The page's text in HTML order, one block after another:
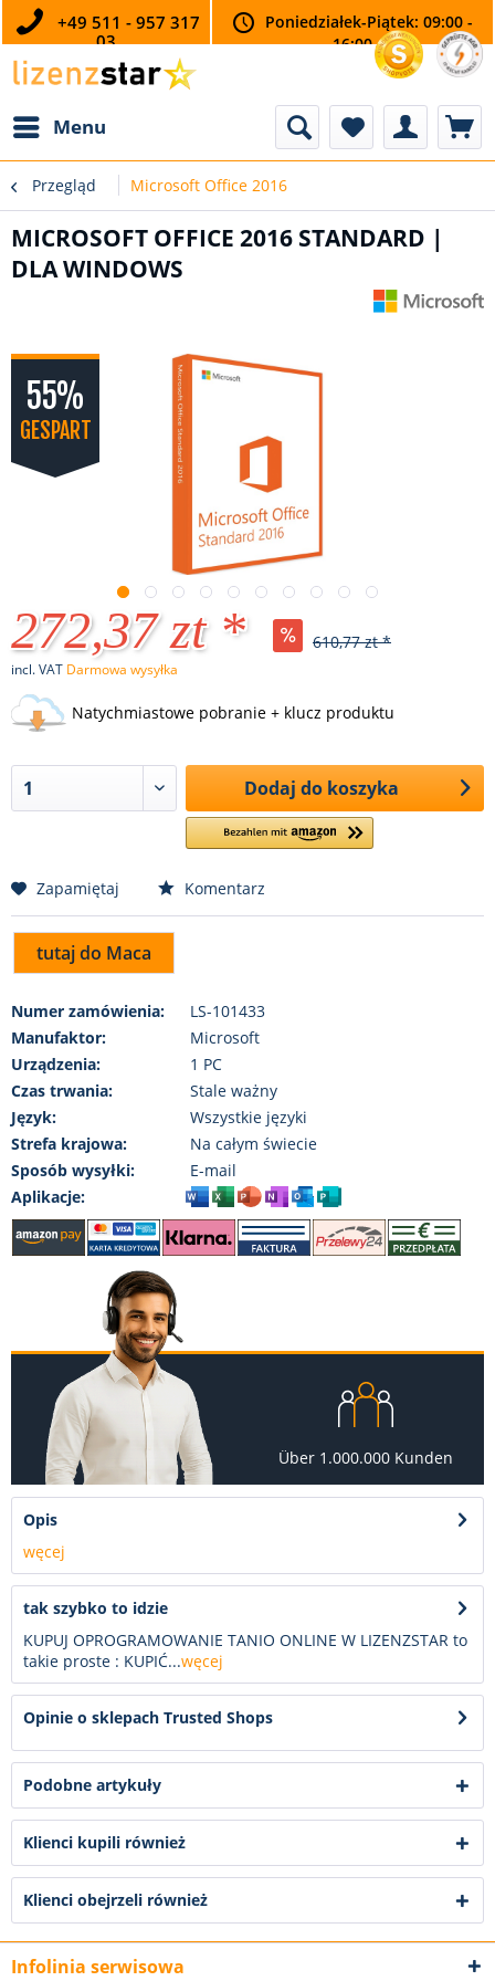
+49 511 - 957 317
03
Poniedziałek-Piątek: 09:00 -
16:00
Menu
Przegląd Microsoft Office 2016
MICROSOFT OFFICE 2016 STANDARD |
DLA WINDOWS
55%
GESPART
272,37 zt * 610,77 zt *
incl. VAT Darmowa wysyłka
Natychmiastowe pobranie + klucz produktu
Dodaj do koszyka
Zapamiętaj Komentarz
tutaj do Maca
Numer zamówienia:
LS-101433
Manufaktor:
Microsoft
Urządzenia:
1 PC
Czas trwania:
Stale ważny
Język:
Wszystkie języki
Strefa krajowa:
Na całym świecie
Sposób wysyłki:
E-mail
Aplikacje:
Über 1.000.000 Kunden
Opis
węcej
tak szybko to idzie
KUPUJ OPROGRAMOWANIE TANIO ONLINE W LIZENZSTAR to
takie proste : KUPIĆ...węcej
Opinie o sklepach Trusted Shops
Podobne artykuły
Klienci kupili również
Klienci obejrzeli również
Infolinia serwisowa